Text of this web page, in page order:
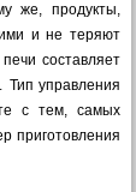
же, продукты,
и не теряют
составляет
Тип управления
с тем, самых
приготовления